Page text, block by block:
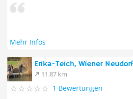
Mehr Infos
Erika-Teich, Wiener Neudorf
11.87 km
1 Bewertungen